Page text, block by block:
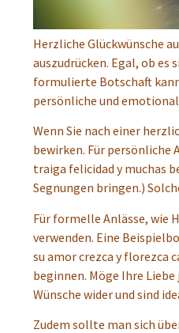
Herzliche Glückwünsche
auszudrücken. Egal, ob
formulierte Botschaft
persönliche und
Wenn Sie nach einer
bewirken. Für persönliche
traiga felicidad y muchas
Segnungen bringen.)
Für formelle Anlässe, wie
verwenden. Eine
su amor crezca y florezca
beginnen. Möge Ihre
Wünsche wider und sind
Zudem sollte man sich